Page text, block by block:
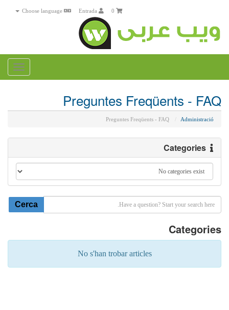
0
Preguntes Freqüents - FAQ
Administració
Categories
No s'han trobar articles